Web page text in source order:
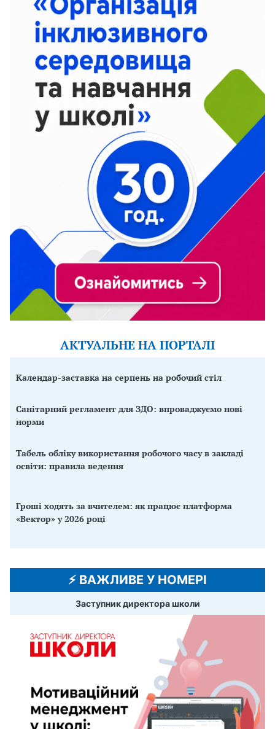
АКТУАЛЬНЕ НА ПОРТАЛІ
Календар-заставка на серпень на робочий стіл
Санітарний регламент для ЗДО: впроваджуємо нові
норми
Табель обліку використання робочого часу в закладі
освіти: правила ведення
Гроші ходять за вчителем: як працює платформа
«Вектор» у 2026 році
⚡️ ВАЖЛИВЕ У НОМЕРІ
Заступник директора школи